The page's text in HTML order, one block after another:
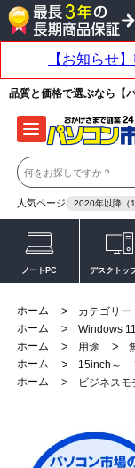
品質と価格で選ぶなら【
人気ページ 2020年以降（
ノートPC デスクトッ
ホーム > カテゴリー
ホーム
> Windows 11
ホーム
> 用途 >
ホーム
> 15inch～
ホーム
> ビジネスモ